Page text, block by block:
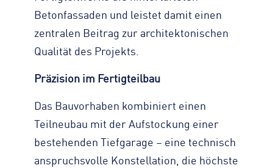
Betonfassaden und leistet damit einen
zentralen Beitrag zur architektonischen
Qualität des Projekts.
Präzision im Fertigteilbau
Das Bauvorhaben kombiniert einen
Teilneubau mit der Aufstockung einer
bestehenden Tiefgarage – eine technisch
anspruchsvolle Konstellation, die höchste